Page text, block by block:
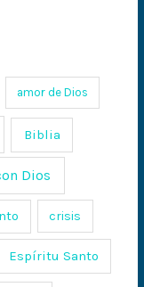
amor de Dios
Biblia
Dios
crisis
Espíritu Santo